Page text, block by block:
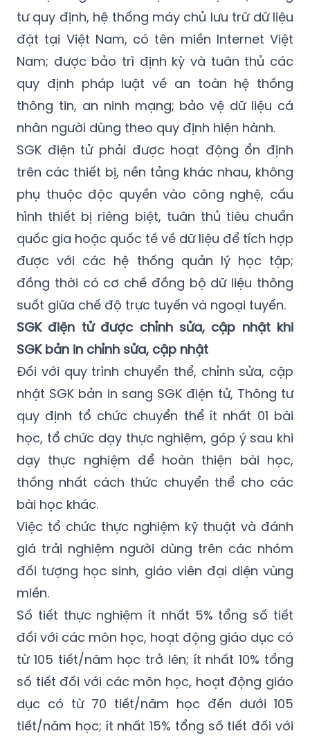
tư quy định, hệ thống máy chủ lưu trữ dữ liệu
đặt tại Việt Nam, có tên miền Internet Việt
Nam; được bảo trì định kỳ và tuân thủ các
quy định pháp luật về an toàn hệ thống
thông tin, an ninh mạng; bảo vệ dữ liệu cá
nhân người dùng theo quy định hiện hành.
SGK điện tử phải được hoạt động ổn định
trên các thiết bị, nền tảng khác nhau, không
phụ thuộc độc quyền vào công nghệ, cấu
hình thiết bị riêng biệt, tuân thủ tiêu chuẩn
quốc gia hoặc quốc tế về dữ liệu để tích hợp
được với các hệ thống quản lý học tập;
đồng thời có cơ chế đồng bộ dữ liệu thông
suốt giữa chế độ trực tuyến và ngoại tuyến.
SGK điện tử được chỉnh sửa, cập nhật khi
SGK bản in chỉnh sửa, cập nhật
Đối với quy trình chuyển thể, chỉnh sửa, cập
nhật SGK bản in sang SGK điện tử, Thông tư
quy định tổ chức chuyển thể ít nhất 01 bài
học, tổ chức dạy thực nghiệm, góp ý sau khi
dạy thực nghiệm để hoàn thiện bài học,
thống nhất cách thức chuyển thể cho các
bài học khác.
Việc tổ chức thực nghiệm kỹ thuật và đánh
giá trải nghiệm người dùng trên các nhóm
đối tượng học sinh, giáo viên đại diện vùng
miền.
Số tiết thực nghiệm ít nhất 5% tổng số tiết
đối với các môn học, hoạt động giáo dục có
từ 105 tiết/năm học trở lên; ít nhất 10% tổng
số tiết đối với các môn học, hoạt động giáo
dục có từ 70 tiết/năm học đến dưới 105
tiết/năm học; ít nhất 15% tổng số tiết đối với